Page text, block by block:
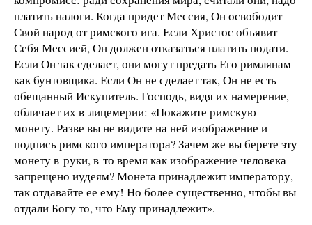
платить налоги. Когда придет Мессия, Он освободит
Свой народ от римского ига. Если Христос объявит
Себя Мессией, Он должен отказаться платить подати.
Если Он так сделает, они могут предать Его римлянам
как бунтовщика. Если Он не сделает так, Он не есть
обещанный Искупитель. Господь, видя их намерение,
обличает их в лицемерии: «Покажите римскую
монету. Разве вы не видите на ней изображение и
подпись римского императора? Зачем же вы берете эту
монету в руки, в то время как изображение человека
запрещено иудеям? Монета принадлежит императору,
так отдавайте ее ему! Но более существенно, чтобы вы
отдали Богу то, что Ему принадлежит».